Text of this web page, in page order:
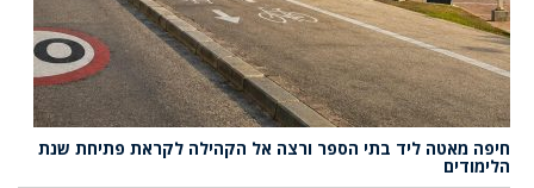
חיפה מאטה ליד בתי הספר ורצה אל הקהילה לקראת פתיחת שנת
הלימודים